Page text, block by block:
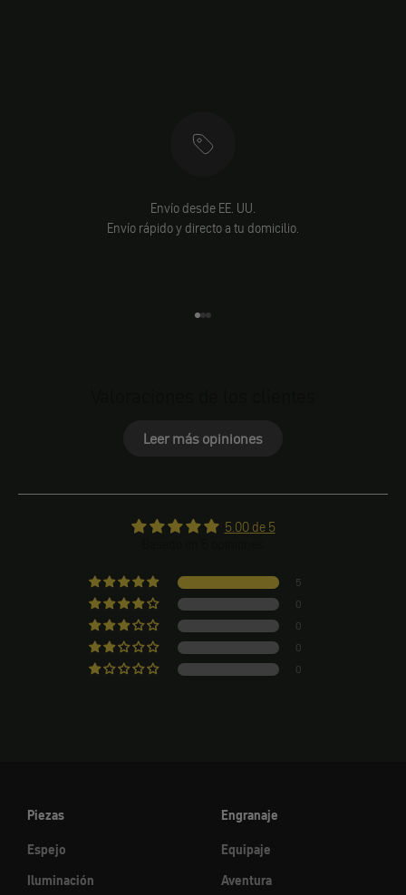
Envío desde EE. UU.
Envío rápido y directo a tu domicilio.
Leer más opiniones
5.00 de 5
5
0
0
0
0
Piezas
Espejo
Iluminación
Engranaje
Equipaje
Aventura